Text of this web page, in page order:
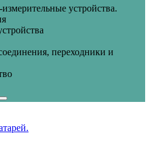
устройства.
переходники и